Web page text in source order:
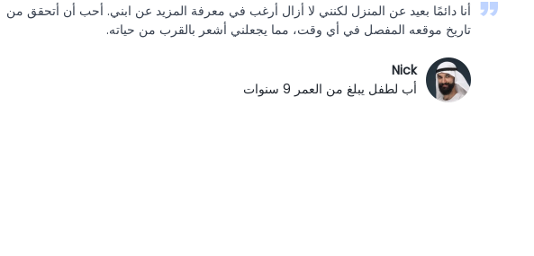
أنا دائمًا بعيد عن المنزل لكنني لا أزال أرغب في معرفة المزيد عن ابني. أحب أن أتحقق من
تاريخ موقعه المفصل في أي وقت، مما يجعلني أشعر بالقرب من حياته.
Nick
أب لطفل يبلغ من العمر 9 سنوات